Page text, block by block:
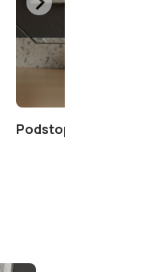
Podstopnice